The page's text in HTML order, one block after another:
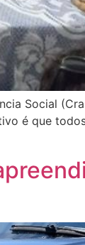
Social
é que